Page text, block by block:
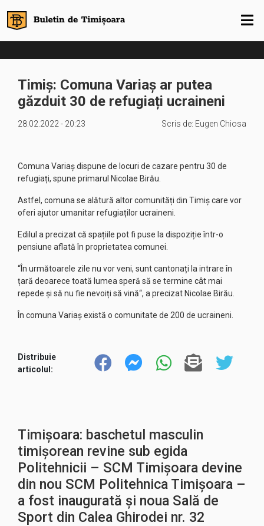
Timiș: Comuna Variaș ar putea
găzduit 30 de refugiați ucraineni
28.02.2022 - 20:23 Scris de: Eugen Chiosa
Comuna Variaș dispune de locuri de cazare pentru 30 de
refugiați, spune primarul Nicolae Birău.
Astfel, comuna se alătură altor comunități din Timiș care vor
oferi ajutor umanitar refugiaților ucraineni.
Edilul a precizat că spațiile pot fi puse la dispoziție într-o
pensiune aflată în proprietatea comunei.
“În următoarele zile nu vor veni, sunt cantonați la intrare în
țară deoarece toată lumea speră să se termine cât mai
repede și să nu fie nevoiți să vină“, a precizat Nicolae Birău.
În comuna Variaș există o comunitate de 200 de ucraineni.
Distribuie
articolul:
Timișoara: baschetul masculin
timișorean revine sub egida
Politehnicii – SCM Timișoara devine
din nou SCM Politehnica Timișoara –
a fost inaugurată și noua Sală de
Sport din Calea Ghirodei nr. 32